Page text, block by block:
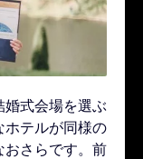
婚式会場を選ぶ
ホテルが同様の
おさらです。前